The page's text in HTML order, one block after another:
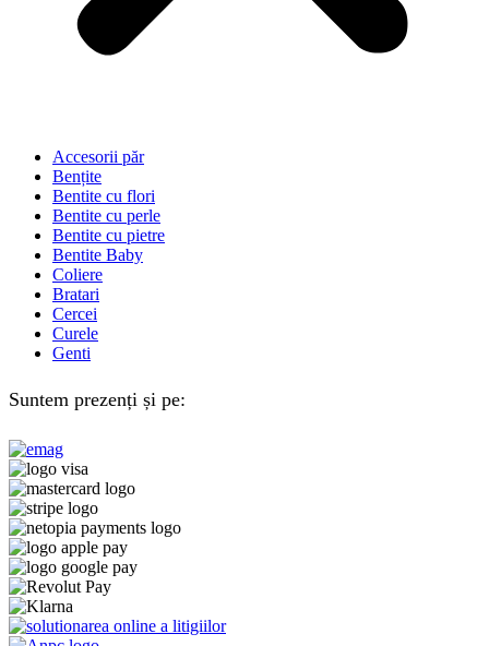
Accesorii păr
Bențite
Bentite cu flori
Bentite cu perle
Bentite cu pietre
Bentite Baby
Coliere
Bratari
Cercei
Curele
Genti
Suntem prezenți și pe: